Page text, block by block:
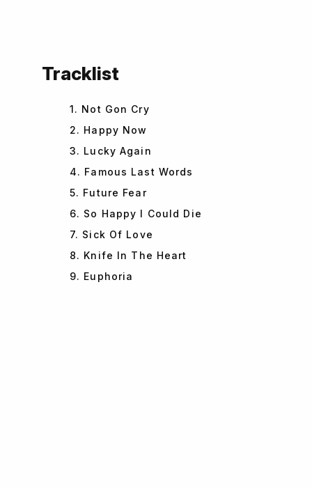
Tracklist
1. Not Gon Cry
2. Happy Now
3. Lucky Again
4. Famous Last Words
5. Future Fear
6. So Happy I Could Die
7. Sick Of Love
8. Knife In The Heart
9. Euphoria